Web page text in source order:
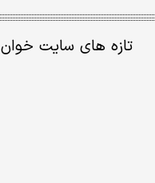
تازه های سایت خوان